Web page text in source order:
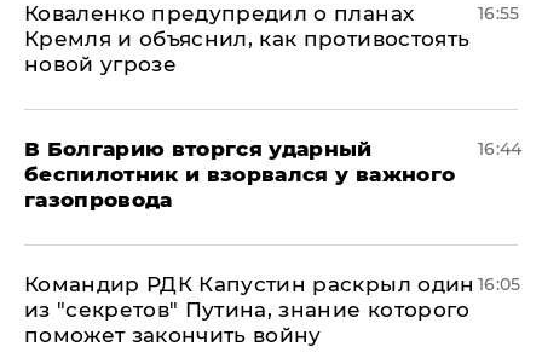
Коваленко предупредил о планах
Кремля и объяснил, как противостоять
новой угрозе
16:55
В Болгарию вторгся ударный
беспилотник и взорвался у важного
газопровода
16:44
Командир РДК Капустин раскрыл один
из "секретов" Путина, знание которого
поможет закончить войну
16:05